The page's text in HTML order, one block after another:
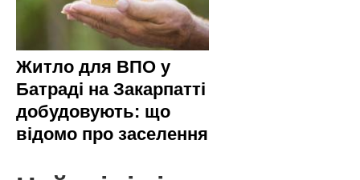
Житло для ВПО у
Батраді на Закарпатті
добудовують: що
відомо про заселення